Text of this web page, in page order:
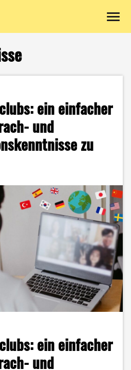
ein einfacher
und
zu
ein einfacher
und